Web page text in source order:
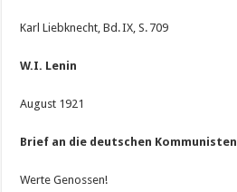
Karl Liebknecht, Bd. IX, S. 709
W.I. Lenin
August 1921
Brief an die deutschen Kommunisten
Werte Genossen!